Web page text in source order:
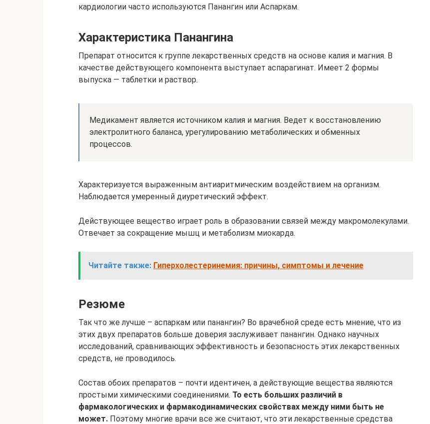
кардиологии часто используются Панангин или Аспаркам.
Характеристика Панангина
Препарат относится к группе лекарственных средств на основе калия и магния. В
качестве действующего компонента выступает аспарагинат. Имеет 2 формы
выпуска — таблетки и раствор.
Медикамент является источником калия и магния. Ведет к восстановлению
электролитного баланса, урегулированию метаболических и обменных
процессов.
Характеризуется выраженным антиаритмическим воздействием на организм.
Наблюдается умеренный диуретический эффект.
Действующее вещество играет роль в образовании связей между макромолекулами.
Отвечает за сокращение мышц и метаболизм миокарда.
Читайте также: Гиперхолестеринемия: причины, симптомы и лечение
Резюме
Так что же лучше – аспаркам или панангин? Во врачебной среде есть мнение, что из
этих двух препаратов больше доверия заслуживает панангин. Однако научных
исследований, сравнивающих эффективность и безопасность этих лекарственных
средств, не проводилось.
Состав обоих препаратов – почти идентичен, а действующие вещества являются
простыми химическими соединениями. То есть больших различий в
фармакологических и фармакодинамических свойствах между ними быть не
может. Поэтому многие врачи все же считают, что эти лекарственные средства